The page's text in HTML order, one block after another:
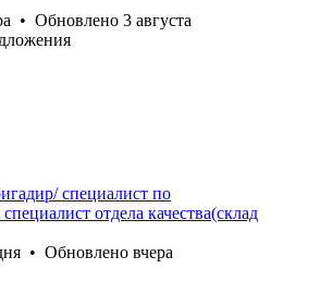
• Обновлено 3 августа
специалист по
отдела качества(склад
• Обновлено вчера